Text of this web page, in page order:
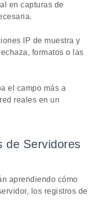
en capturas de
IP de muestra y
formatos o las
el campo más a
reales en un
de Servidores
aprendiendo cómo
los registros de